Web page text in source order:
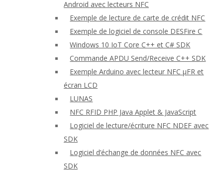
Android avec lecteurs NFC
Exemple de lecture de carte de crédit NFC
Exemple de logiciel de console DESFire C
Windows 10 IoT Core C++ et C# SDK
Commande APDU Send/Receive C++ SDK
Exemple Arduino avec lecteur NFC μFR et
écran LCD
LUNAS
NFC RFID PHP Java Applet & JavaScript
Logiciel de lecture/écriture NFC NDEF avec
SDK
Logiciel d’échange de données NFC avec
SDK